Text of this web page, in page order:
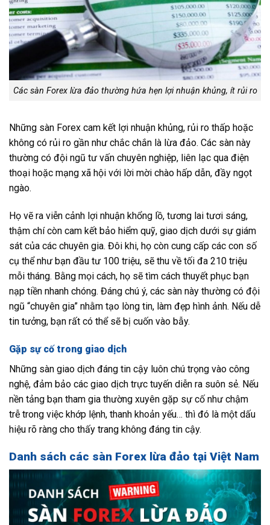
Các sàn Forex lừa đảo thường hứa hẹn lợi nhuận khủng, ít rủi ro
Những sàn Forex cam kết lợi nhuận khủng, rủi ro thấp hoặc
không có rủi ro gần như chắc chắn là lừa đảo. Các sàn này
thường có đội ngũ tư vấn chuyên nghiệp, liên lạc qua điện
thoại hoặc mạng xã hội với lời mời chào hấp dẫn, đầy ngọt
ngào.
Họ vẽ ra viễn cảnh lợi nhuận khổng lồ, tương lai tươi sáng,
thậm chí còn cam kết bảo hiểm quỹ, giao dịch dưới sự giám
sát của các chuyên gia. Đôi khi, họ còn cung cấp các con số
cụ thể như bạn đầu tư 100 triệu, sẽ thu về tối đa 210 triệu
mỗi tháng. Bằng mọi cách, họ sẽ tìm cách thuyết phục bạn
nạp tiền nhanh chóng. Đáng chú ý, các sàn này thường có đội
ngũ “chuyên gia” nhằm tạo lòng tin, làm đẹp hình ảnh. Nếu dễ
tin tưởng, bạn rất có thể sẽ bị cuốn vào bẫy.
Gặp sự cố trong giao dịch
Những sàn giao dịch đáng tin cậy luôn chú trọng vào công
nghệ, đảm bảo các giao dịch trực tuyến diễn ra suôn sẻ. Nếu
nền tảng bạn tham gia thường xuyên gặp sự cố như chậm
trễ trong việc khớp lệnh, thanh khoản yếu… thì đó là một dấu
hiệu rõ ràng cho thấy trang không đáng tin cậy.
Danh sách các sàn Forex lừa đảo tại Việt Nam